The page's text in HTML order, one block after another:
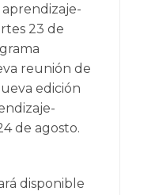
23 de
reunión de
edición
de agosto.
disponible
TRANSFORMAR: LA
APRENDIZAJE Y
SOLIDARIO